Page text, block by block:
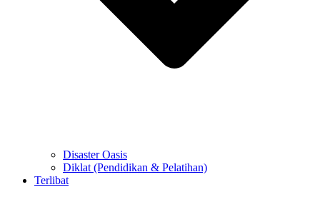
Disaster Oasis
Diklat (Pendidikan & Pelatihan)
Terlibat